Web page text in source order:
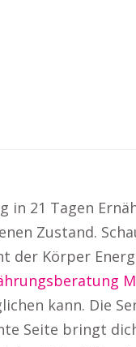
in 21 Tagen
Zustand.
der Körper
kann. Die
Seite bringt